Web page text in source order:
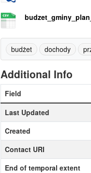
budżet dochody
Additional Info
Field
Last Updated
Created
Contact URI
End of temporal extent